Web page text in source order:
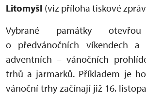
Litomyšl (viz příloha tiskové
Vybrané památky
o předvánočních víkendech
adventních – vánočních
trhů a jarmarků. Příkladem je
vánoční trhy začínají již 16.